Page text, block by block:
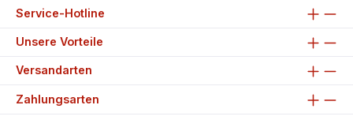
Service-Hotline
Unsere Vorteile
Versandarten
Zahlungsarten